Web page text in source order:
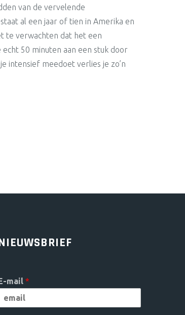
van de vervelende
al een jaar of tien in Amerika en
te verwachten dat het een
50 minuten aan een stuk door
intensief meedoet verlies je zo’n
mail *